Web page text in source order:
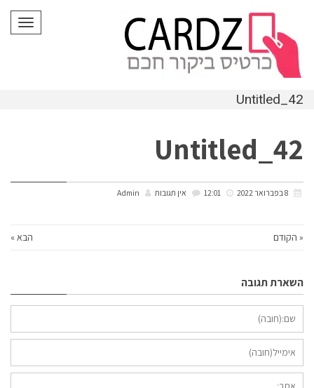
תפריט
Untitled_42
Untitled_42
אין תגובות Admin
« הקודם הבא »
השארת תגובה